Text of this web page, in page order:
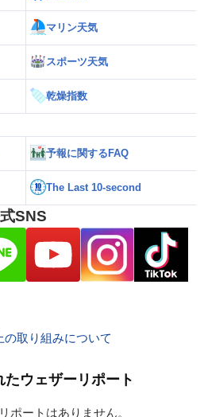
マリン天気
スポーツ天気
乾燥指数
予報に関するFAQ
The Last 10-second
SNS
の取り組みについて
ウェザーリポート
ポートはありません。